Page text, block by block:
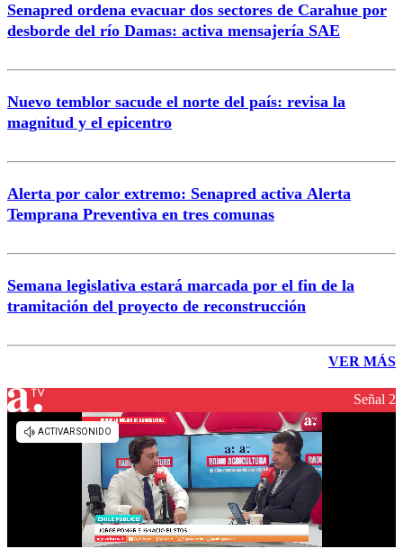
Senapred ordena evacuar dos sectores de Carahue por
desborde del río Damas: activa mensajería SAE
Nuevo temblor sacude el norte del país: revisa la
magnitud y el epicentro
Alerta por calor extremo: Senapred activa Alerta
Temprana Preventiva en tres comunas
Semana legislativa estará marcada por el fin de la
tramitación del proyecto de reconstrucción
VER MÁS
Señal 2